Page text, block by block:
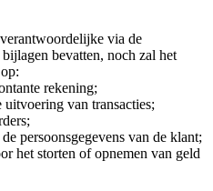
via de
bevatten, noch zal het
rekening;
van transacties;
persoonsgegevens van de klant;
het storten of opnemen van geld